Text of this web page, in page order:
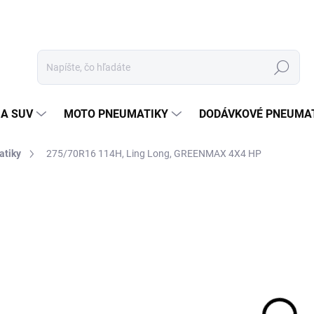
Hľadať
SUV MOTO PNEUMATIKY DODÁVKOVÉ
275/70R16 114H, Ling Long, GREENMAX 4X4 HP